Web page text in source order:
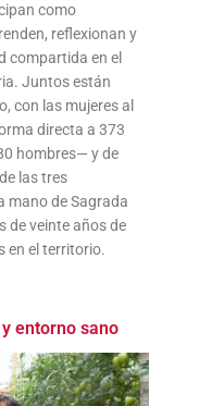
como
reflexionan y
compartida en el
Juntos están
con las mujeres al
directa a 373
hombres— y de
las tres
mano de Sagrada
de veinte años de
en el territorio.
entorno sano